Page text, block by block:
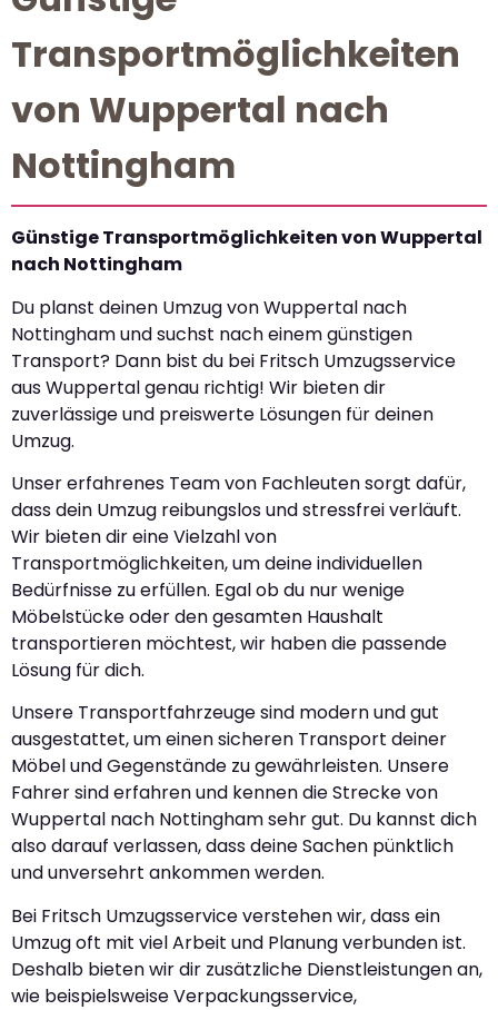
Transportmöglichkeiten
von Wuppertal nach
Nottingham
Günstige Transportmöglichkeiten von Wuppertal
nach Nottingham
Du planst deinen Umzug von Wuppertal nach
Nottingham und suchst nach einem günstigen
Transport? Dann bist du bei Fritsch Umzugsservice
aus Wuppertal genau richtig! Wir bieten dir
zuverlässige und preiswerte Lösungen für deinen
Umzug.
Unser erfahrenes Team von Fachleuten sorgt dafür,
dass dein Umzug reibungslos und stressfrei verläuft.
Wir bieten dir eine Vielzahl von
Transportmöglichkeiten, um deine individuellen
Bedürfnisse zu erfüllen. Egal ob du nur wenige
Möbelstücke oder den gesamten Haushalt
transportieren möchtest, wir haben die passende
Lösung für dich.
Unsere Transportfahrzeuge sind modern und gut
ausgestattet, um einen sicheren Transport deiner
Möbel und Gegenstände zu gewährleisten. Unsere
Fahrer sind erfahren und kennen die Strecke von
Wuppertal nach Nottingham sehr gut. Du kannst dich
also darauf verlassen, dass deine Sachen pünktlich
und unversehrt ankommen werden.
Bei Fritsch Umzugsservice verstehen wir, dass ein
Umzug oft mit viel Arbeit und Planung verbunden ist.
Deshalb bieten wir dir zusätzliche Dienstleistungen an,
wie beispielsweise Verpackungsservice,